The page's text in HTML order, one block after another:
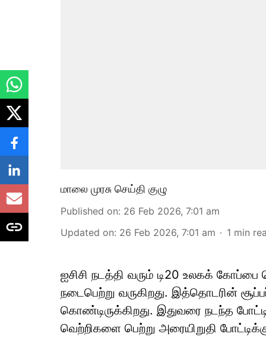
மாலை முரசு செய்தி குழு
Published on: 26 Feb 2026, 7:01 am
Updated on: 26 Feb 2026, 7:01 am 1 min
ஐசிசி நடத்தி வரும் டி20 உலகக்
நடைபெற்று வருகிறது. இத்தொடரின் சூப்பர்
கொண்டிருக்கிறது. இதுவரை நடந்த
வெற்றிகளை பெற்று அரையிறுதி